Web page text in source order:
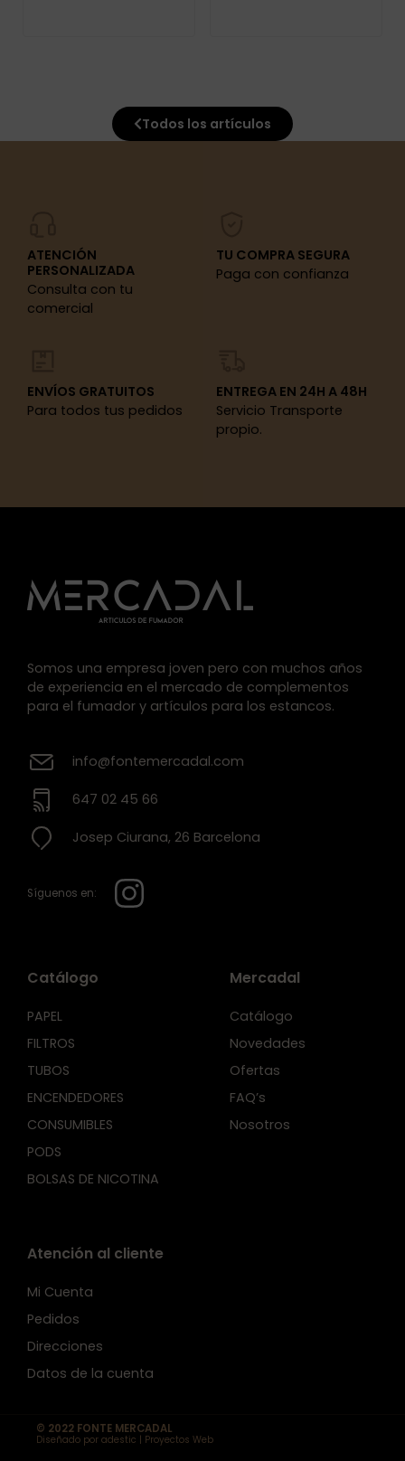
Todos los artículos
ATENCIÓN
PERSONALIZADA
Consulta con tu
comercial
TU COMPRA SEGURA
Paga con confianza
ENVÍOS GRATUITOS
Para todos tus pedidos
ENTREGA EN 24H A 48H
Servicio Transporte
propio.
Somos una empresa joven pero con muchos años
de experiencia en el mercado de complementos
para el fumador y artículos para los estancos.
info@fontemercadal.com
647 02 45 66
Josep Ciurana, 26 Barcelona
Síguenos en:
Catálogo
PAPEL
FILTROS
TUBOS
ENCENDEDORES
CONSUMIBLES
PODS
BOLSAS DE NICOTINA
Mercadal
Catálogo
Novedades
Ofertas
FAQ’s
Nosotros
Atención al cliente
Mi Cuenta
Pedidos
Direcciones
Datos de la cuenta
© 2022 FONTE MERCADAL
Diseñado por adestic | Proyectos Web